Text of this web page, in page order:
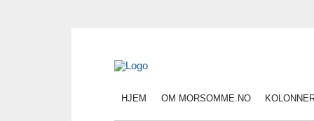
HJEM OM MORSOMME.NO